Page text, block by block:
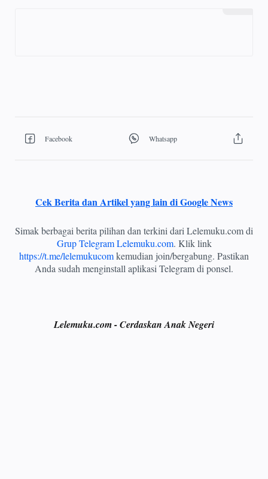
Cek Berita dan Artikel yang lain di Google News
Simak berbagai berita pilihan dan terkini dari Lelemuku.com di
Grup Telegram Lelemuku.com. Klik link
https://t.me/lelemukucomkemudian join/bergabung. Pastikan
Anda sudah menginstall aplikasi Telegram di ponsel.
Lelemuku.com - Cerdaskan Anak Negeri